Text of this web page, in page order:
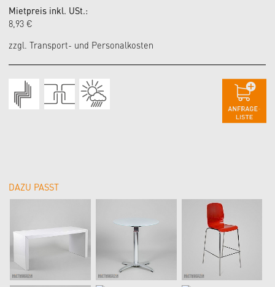
Mietpreis inkl. USt.:
8,93 €
zzgl. Transport- und Personalkosten
DAZU PASST